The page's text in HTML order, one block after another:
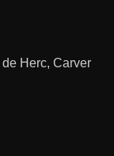
Herc, Carver